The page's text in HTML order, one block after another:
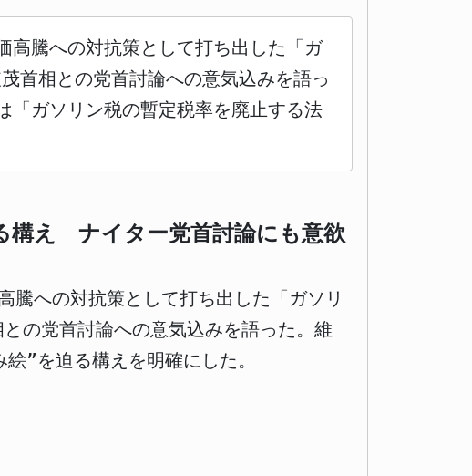
高騰への対抗策として打ち出した「ガ
首相との党首討論への意気込みを語っ
ガソリン税の暫定税率を廃止する法
構え ナイター党首討論にも意欲
騰への対抗策として打ち出した「ガソリ
の党首討論への意気込みを語った。維
”を迫る構えを明確にした。